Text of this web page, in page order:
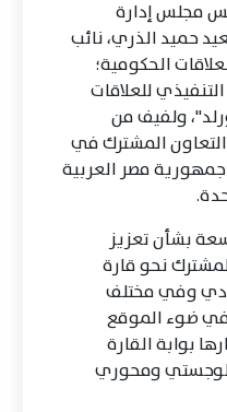
مجلس إدارة
حميد الذري، نائب
الحكومية؛
للعلاقات
ولفيف من
التعاون المشترك في
جمهورية مصر العربية
بشأن تعزيز
نحو قارة
وفي مختلف
في ضوء الموقع
بوابة القارة
لوجستي ومحوري